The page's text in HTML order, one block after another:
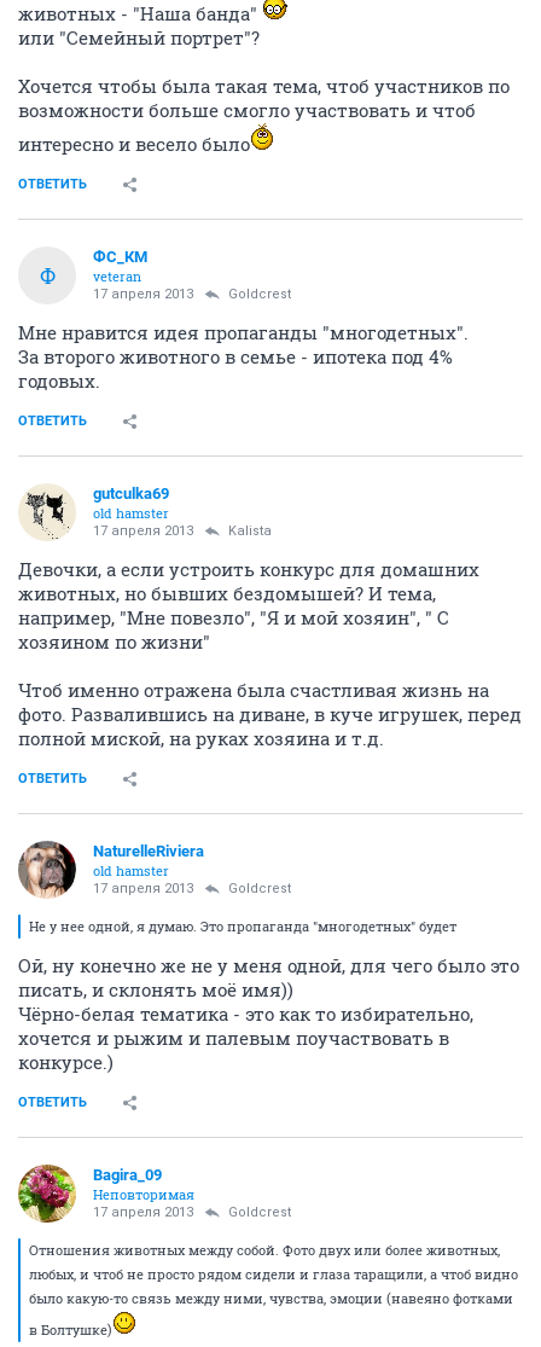
животных - "Наша банда"
или "Семейный портрет"?
Хочется чтобы была такая тема, чтоб участников по
возможности больше смогло участвовать и чтоб
интересно и весело было
ОТВЕТИТЬ
Ф
ФС_КМ
veteran
17 апреля 2013 Goldcrest
Мне нравится идея пропаганды "многодетных".
За второго животного в семье - ипотека под 4%
годовых.
ОТВЕТИТЬ
gutculka69
old hamster
17 апреля 2013 Kalista
Девочки, а если устроить конкурс для домашних
животных, но бывших бездомышей? И тема,
например, "Мне повезло", "Я и мой хозяин", " С
хозяином по жизни"
Чтоб именно отражена была счастливая жизнь на
фото. Развалившись на диване, в куче игрушек, перед
полной миской, на руках хозяина и т.д.
ОТВЕТИТЬ
NaturelleRiviera
old hamster
17 апреля 2013 Goldcrest
Не у нее одной, я думаю. Это пропаганда "многодетных" будет
Ой, ну конечно же не у меня одной, для чего было это
писать, и склонять моё имя))
Чёрно-белая тематика - это как то избирательно,
хочется и рыжим и палевым поучаствовать в
конкурсе.)
ОТВЕТИТЬ
Bagira_09
Неповторимая
17 апреля 2013 Goldcrest
Отношения животных между собой. Фото двух или более животных,
любых, и чтоб не просто рядом сидели и глаза таращили, а чтоб видно
было какую-то связь между ними, чувства, эмоции (навеяно фотками
в Болтушке)